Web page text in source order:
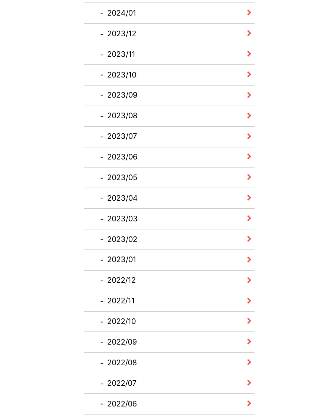
2024/01
2023/12
2023/11
2023/10
2023/09
2023/08
2023/07
2023/06
2023/05
2023/04
2023/03
2023/02
2023/01
2022/12
2022/11
2022/10
2022/09
2022/08
2022/07
2022/06